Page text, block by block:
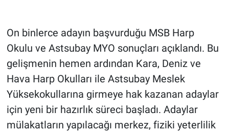
On binlerce adayın başvurduğu MSB Harp
Okulu ve Astsubay MYO sonuçları açıklandı. Bu
gelişmenin hemen ardından Kara, Deniz ve
Hava Harp Okulları ile Astsubay Meslek
Yüksekokullarına girmeye hak kazanan adaylar
için yeni bir hazırlık süreci başladı. Adaylar
mülakatların yapılacağı merkez, fiziki yeterlilik